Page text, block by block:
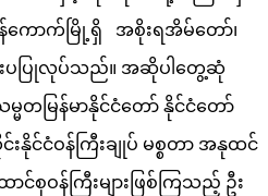
ကောက်မြို့ရှိ အစိုးရအိမ်တော်၊
ျင်းပပြုလုပ်သည်။ အဆိုပါတွေ့ဆုံ
မတမြန်မာနိုင်ငံတော် နိုင်ငံတော်
နိုင်ငံဝန်ကြီးချုပ် မစ္စတာ အနုထင်
စုဝန်ကြီးများဖြစ်ကြသည့် ဦး